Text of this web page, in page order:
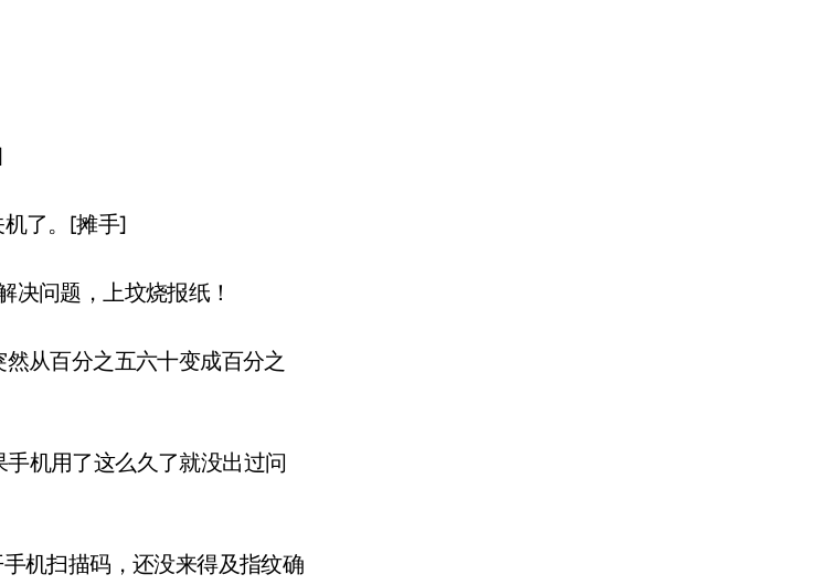
机了。[摊手]
问题，上坟烧报纸！
从百分之五六十变成百分之
机用了这么久了就没出过问
机扫描码，还没来得及指纹确